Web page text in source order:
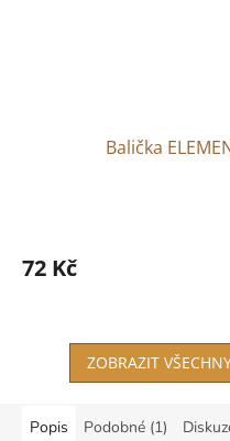
Balička
72 Kč
ZOBRAZIT
Popis Podobné (1)